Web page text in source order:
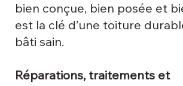
bien conçue, bien posée et
est la clé d’une toiture
bâti sain.
Réparations, traitements et